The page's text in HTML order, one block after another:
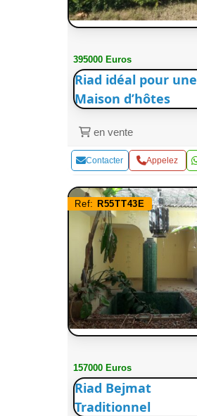
395000 Euros
Riad idéal pour une
Maison d’hôtes
en vente
Contacter Appelez
Ref: R55TT43E
157000 Euros
Riad Bejmat
Traditionnel